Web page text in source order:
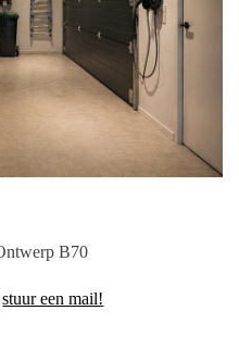
B70
stuur een mail!